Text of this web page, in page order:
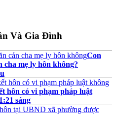
Và Gia Đình
Con
cha mẹ ly hôn không?
hôn có vi phạm pháp luật
sáng